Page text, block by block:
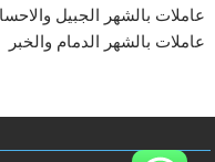
عاملات بالشهر الجبيل
عاملات بالشهر الدمام والخبر